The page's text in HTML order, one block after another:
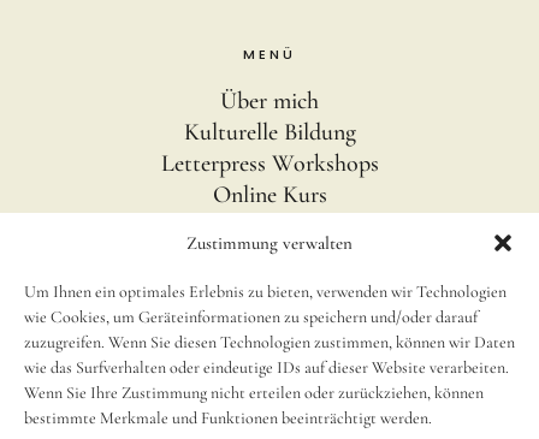
Zustimmung verwalten
Um Ihnen ein optimales Erlebnis zu bieten, verwenden wir Technologien
wie Cookies, um Geräteinformationen zu speichern und/oder darauf
zuzugreifen. Wenn Sie diesen Technologien zustimmen, können wir Daten
wie das Surfverhalten oder eindeutige IDs auf dieser Website verarbeiten.
Wenn Sie Ihre Zustimmung nicht erteilen oder zurückziehen, können
bestimmte Merkmale und Funktionen beeinträchtigt werden.
MENÜ
Über mich
Kulturelle Bildung
Letterpress Workshops
Online Kurs
INFOS
Impressum
Disclaimer
newsletter